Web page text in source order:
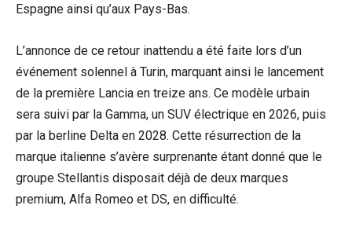
Espagne ainsi qu’aux Pays-Bas.
L’annonce de ce retour inattendu a été faite lors d’un
événement solennel à Turin, marquant ainsi le lancement
de la première Lancia en treize ans. Ce modèle urbain
sera suivi par la Gamma, un SUV électrique en 2026, puis
par la berline Delta en 2028. Cette résurrection de la
marque italienne s’avère surprenante étant donné que le
groupe Stellantis disposait déjà de deux marques
premium, Alfa Romeo et DS, en difficulté.